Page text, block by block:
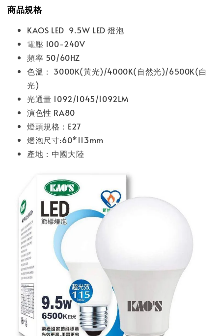
商品規格
KAOS LED 9.5W LED 燈泡
電壓 100-240V
頻率 50/60HZ
色溫： 3000K(黃光)/4000K(自然光)/6500K(白
光)
光通量 1092/1045/1092LM
演色性 RA80
燈頭規格：E27
燈泡尺寸:60*113mm
產地：中國大陸